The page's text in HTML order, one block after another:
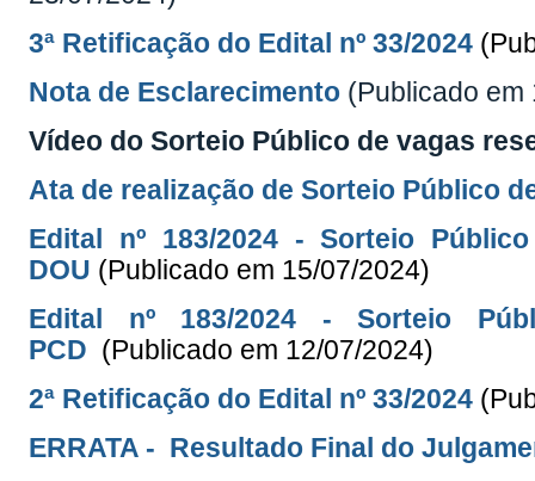
3ª Retificação do Edital nº 33/2024
Nota de Esclarecimento (Publicado em
Vídeo do Sorteio Público de vagas
Ata de realização de Sorteio Público
Edital nº 183/2024 - Sorteio
DOU (Publicado em 15/07/2024)
Edital nº 183/2024 - Sorteio
PCD (Publicado em 12/07/2024)
2ª Retificação do Edital nº 33/2024
ERRATA - Resultado Final do